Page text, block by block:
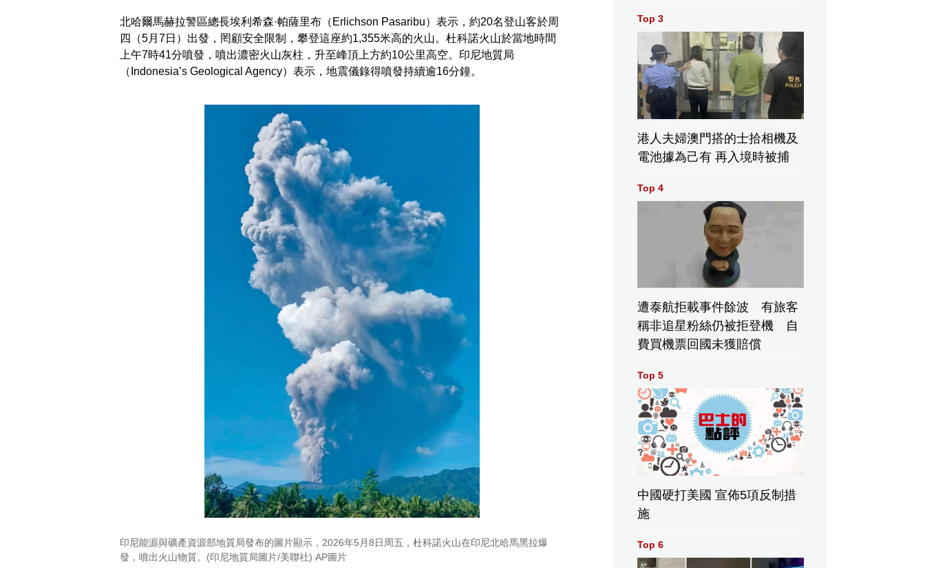
北哈爾馬赫拉警區總長埃利希森·帕薩里布（Erlichson Pasaribu）表示，約20名登山客於周
四（5月7日）出發，罔顧安全限制，攀登這座約1,355米高的火山。杜科諾火山於當地時間
上午7時41分噴發，噴出濃密火山灰柱，升至峰頂上方約10公里高空。印尼地質局
（Indonesia’s Geological Agency）表示，地震儀錄得噴發持續逾16分鐘。
印尼能源與礦產資源部地質局發布的圖片顯示，2026年5月8日周五，杜科諾火山在印尼北哈馬黑拉爆
發，噴出火山物質。(印尼地質局圖片/美聯社) AP圖片
Top 3
港人夫婦澳門搭的士拾相機及
電池據為己有 再入境時被捕
Top 4
遭泰航拒載事件餘波 有旅客
稱非追星粉絲仍被拒登機 自
費買機票回國未獲賠償
Top 5
中國硬打美國 宣佈5項反制措
施
Top 6